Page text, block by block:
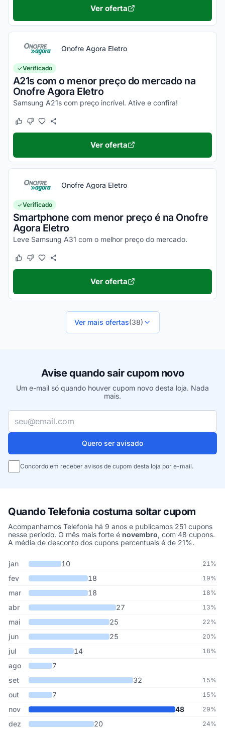
Ver oferta
Onofre Agora Eletro
Verificado
A21s com o menor preço do mercado na
Onofre Agora Eletro
Samsung A21s com preço incrível. Ative e confira!
Este cupom funcionou
Este cupom não funcionou
Ver oferta
Onofre Agora Eletro
Verificado
Smartphone com menor preço é na Onofre
Agora Eletro
Leve Samsung A31 com o melhor preço do mercado.
Este cupom funcionou
Este cupom não funcionou
Ver oferta
Ver mais ofertas(38)
Avise quando sair cupom novo
Um e-mail só quando houver cupom novo desta loja. Nada
mais.
Seu e-mail
Quero ser avisado
Concordo em receber avisos de cupom desta loja por e-mail.
Quando Telefonia costuma soltar cupom
Acompanhamos Telefonia há 9 anos e publicamos 251 cupons
nesse período. O mês mais forte é novembro, com 48 cupons.
A média de desconto dos cupons percentuais é de 21%.
Cupons de Telefonia publicados por mês, somando os últimos 9
Mês Cupons publicados
jan 10 21%
fev 18 19%
mar 18 18%
abr 27 13%
mai 25 22%
jun 25 20%
jul 14 18%
ago
7
set
32 15%
out 7 15%
nov 48 29%
dez 20 24%